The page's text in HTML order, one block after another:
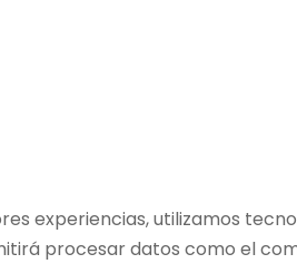
experiencias, utilizamos
procesar datos como el